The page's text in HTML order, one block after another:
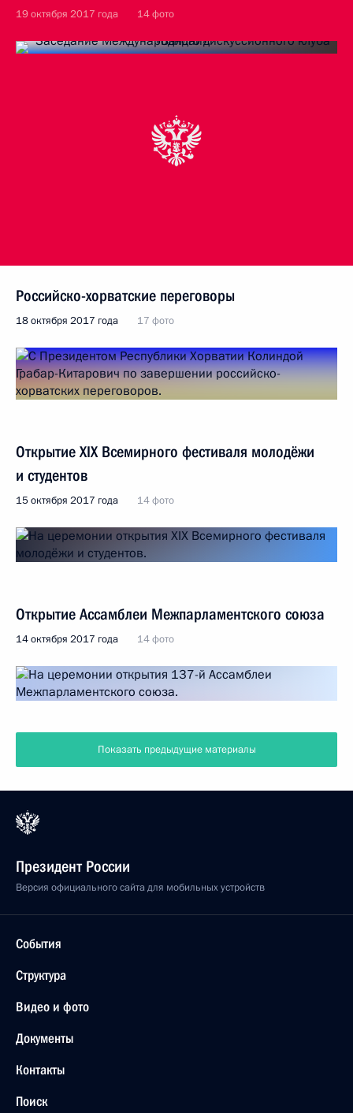
19 октября 2017 года 14 фото
Российско-хорватские переговоры
18 октября 2017 года 17 фото
Открытие XIX Всемирного фестиваля молодёжи
и студентов
15 октября 2017 года 14 фото
Открытие Ассамблеи Межпарламентского союза
14 октября 2017 года 14 фото
Показать предыдущие материалы
Президент России
Версия официального сайта для мобильных устройств
События
Структура
Видео и фото
Документы
Контакты
Поиск